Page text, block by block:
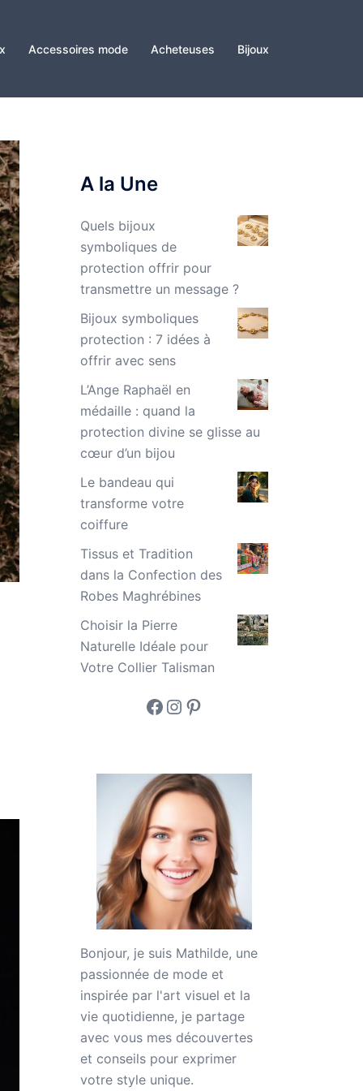
Accessoires mode Acheteuses Bijoux
A la Une
Quels bijoux
symboliques de
protection offrir pour
transmettre un message ?
Bijoux symboliques
protection : 7 idées à
offrir avec sens
L’Ange Raphaël en
médaille : quand la
protection divine se glisse au
cœur d’un bijou
Le bandeau qui
transforme votre
coiffure
Tissus et Tradition
dans la Confection des
Robes Maghrébines
Choisir la Pierre
Naturelle Idéale pour
Votre Collier Talisman
Facebook Instagram Pinterest
Bonjour, je suis Mathilde, une
passionnée de mode et
inspirée par l'art visuel et la
vie quotidienne, je partage
avec vous mes découvertes
et conseils pour exprimer
votre style unique.